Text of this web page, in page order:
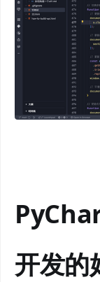
开发的